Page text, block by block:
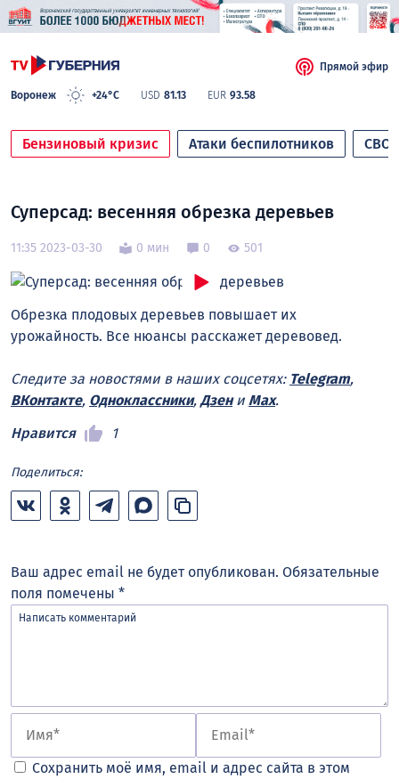
Воронеж +24°C USD 81.13 EUR 93.58
Прямой эфир
Бензиновый кризис Атаки беспилотников СВО
Суперсад: весенняя обрезка деревьев
11:35 2023-03-30 0 мин 0 501
Обрезка плодовых деревьев повышает их
урожайность. Все нюансы расскажет деревовед.
Следите за новостями в наших соцсетях: Telegram,
ВКонтакте, Одноклассники, Дзени Max.
Нравится
1
Поделиться:
Ваш адрес email не будет опубликован. Обязательные
поля помечены *
Сохранить моё имя, email и адрес сайта в этом